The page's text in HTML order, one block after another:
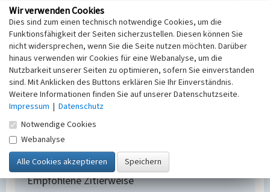
Schlagwörter
Tagebau
Ort
Halle (Saale)
Fachsicht(en)
Denkmalpflege
Erfassungsmaßstab
Keine Angabe
Erfassungsmethode
Übernahme aus externer Fachdatenbank
Empfohlene Zitierweise
Wir verwenden Cookies
Dies sind zum einen technisch notwendige Cookies, um die
Funktionsfähigkeit der Seiten sicherzustellen. Diesen können Sie
nicht widersprechen, wenn Sie die Seite nutzen möchten. Darüber
hinaus verwenden wir Cookies für eine Webanalyse, um die
Nutzbarkeit unserer Seiten zu optimieren, sofern Sie einverstanden
sind. Mit Anklicken des Buttons erklären Sie Ihr Einverständnis.
Weitere Informationen finden Sie auf unserer Datenschutzseite.
Impressum | Datenschutz
Notwendige Cookies
Webanalyse